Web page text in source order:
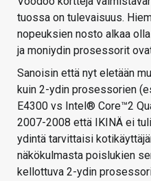
tuossa on tulevaisuus.
nopeuksien nosto alkaa
ja moniydin prosessorit
Sanoisin että nyt eletään
kuin 2-ydin prosessorien
E4300 vs Intel® Core™2
2007-2008 että IKINÄ ei
ydintä tarvittaisi
näkökulmasta poislukien
kellottuva 2-ydin